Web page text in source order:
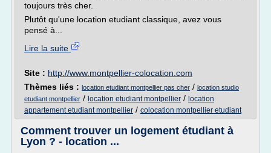
toujours très cher.
Plutôt qu'une location etudiant classique, avez vous
pensé à...
Lire la suite
Site : http://www.montpellier-colocation.com
Thèmes liés : location etudiant montpellier pas cher / location studio
etudiant montpellier / location etudiant montpellier / location
appartement etudiant montpellier / colocation montpellier etudiant
Comment trouver un logement étudiant à
Lyon ? - location ...